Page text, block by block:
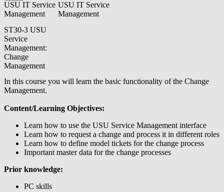
USU IT Service
Management
ST30-3 USU
Service
Management:
Change
Management
USU IT Service
Management
In this course you will learn the basic functionality of the Change
Management.
Content/Learning Objectives:
Learn how to use the USU Service Management interface
Learn how to request a change and process it in different roles
Learn how to define model tickets for the change process
Important master data for the change processes
Prior knowledge:
PC skills